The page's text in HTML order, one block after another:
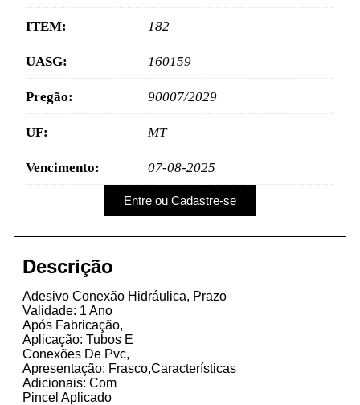
ITEM: 182
UASG: 160159
Pregão: 90007/2029
UF: MT
Vencimento: 07-08-2025
Entre ou Cadastre-se
Descrição
Adesivo Conexão Hidráulica, Prazo
Validade: 1 Ano
Após Fabricação,
Aplicação: Tubos E
Conexões De Pvc,
Apresentação: Frasco,Características
Adicionais: Com
Pincel Aplicado